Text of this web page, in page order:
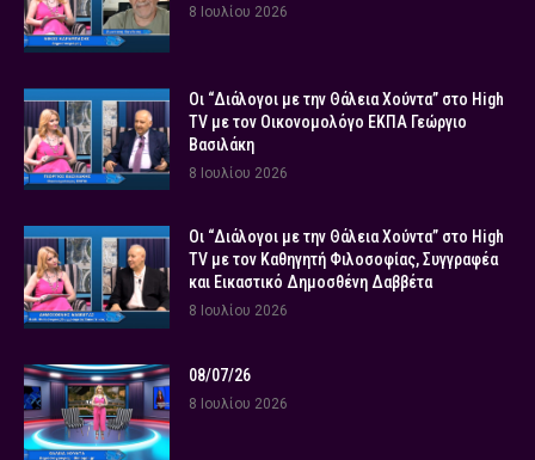
8 Ιουλίου 2026
Οι “Διάλογοι με την Θάλεια Χούντα” στο High
TV με τον Οικονομολόγο ΕΚΠΑ Γεώργιο
Βασιλάκη
8 Ιουλίου 2026
Οι “Διάλογοι με την Θάλεια Χούντα” στο High
TV με τον Καθηγητή Φιλοσοφίας, Συγγραφέα
και Εικαστικό Δημοσθένη Δαββέτα
8 Ιουλίου 2026
08/07/26
8 Ιουλίου 2026